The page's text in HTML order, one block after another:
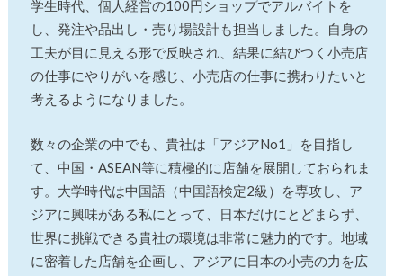
学生時代、個人経営の100円ショップでアルバイトを
し、発注や品出し・売り場設計も担当しました。自身の
工夫が目に見える形で反映され、結果に結びつく小売店
の仕事にやりがいを感じ、小売店の仕事に携わりたいと
考えるようになりました。
数々の企業の中でも、貴社は「アジアNo1」を目指し
て、中国・ASEAN等に積極的に店舗を展開しておられま
す。大学時代は中国語（中国語検定2級）を専攻し、ア
ジアに興味がある私にとって、日本だけにとどまらず、
世界に挑戦できる貴社の環境は非常に魅力的です。地域
に密着した店舗を企画し、アジアに日本の小売の力を広